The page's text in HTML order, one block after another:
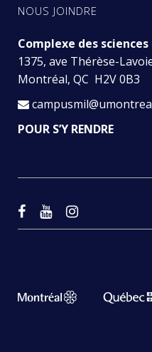
NOUS JOINDRE
Complexe des sciences
1375, ave Thérèse-
Montréal, QC H2V 0B3
POUR S’Y RENDRE